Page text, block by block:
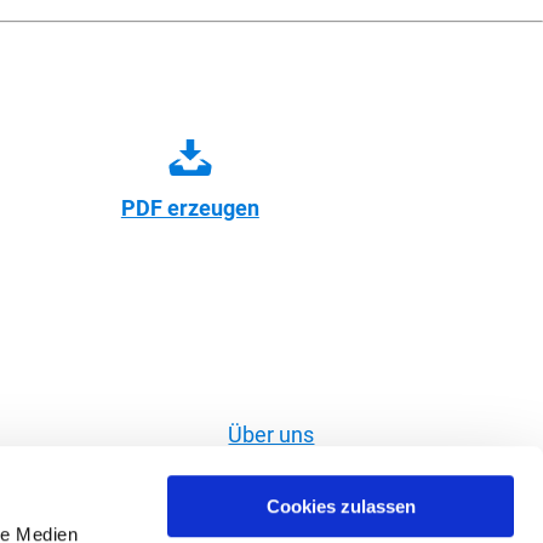
Medien
Cookies zulassen
PDF erzeugen
Über uns
Widerruf erklären
Impressum